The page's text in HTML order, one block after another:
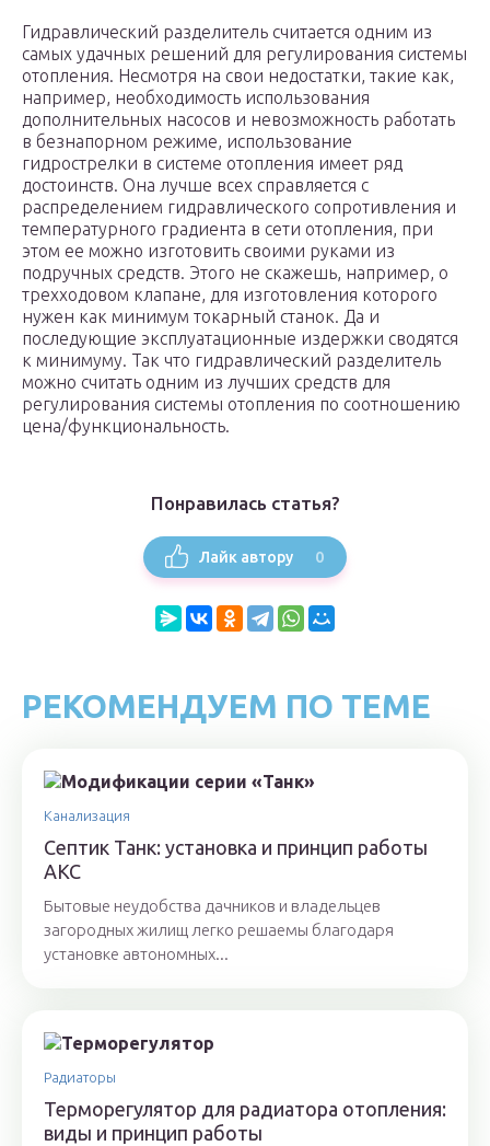
Гидравлический разделитель считается одним из
самых удачных решений для регулирования системы
отопления. Несмотря на свои недостатки, такие как,
например, необходимость использования
дополнительных насосов и невозможность работать
в безнапорном режиме, использование
гидрострелки в системе отопления имеет ряд
достоинств. Она лучше всех справляется с
распределением гидравлического сопротивления и
температурного градиента в сети отопления, при
этом ее можно изготовить своими руками из
подручных средств. Этого не скажешь, например, о
трехходовом клапане, для изготовления которого
нужен как минимум токарный станок. Да и
последующие эксплуатационные издержки сводятся
к минимуму. Так что гидравлический разделитель
можно считать одним из лучших средств для
регулирования системы отопления по соотношению
цена/функциональность.
Понравилась статья?
Лайк автору 0
РЕКОМЕНДУЕМ ПО ТЕМЕ
Канализация
Септик Танк: установка и принцип работы
АКС
Бытовые неудобства дачников и владельцев
загородных жилищ легко решаемы благодаря
установке автономных...
Радиаторы
Терморегулятор для радиатора отопления:
виды и принцип работы